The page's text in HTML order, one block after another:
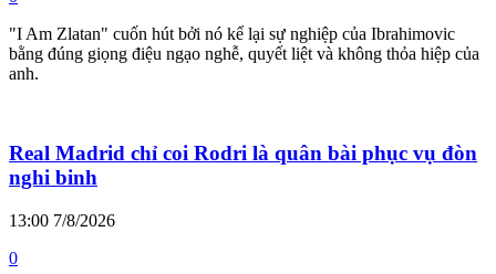
"I Am Zlatan" cuốn hút bởi nó kể lại sự nghiệp của Ibrahimovic
bằng đúng giọng điệu ngạo nghễ, quyết liệt và không thỏa hiệp của
anh.
Real Madrid chỉ coi Rodri là quân bài phục vụ đòn
nghi binh
13:00 7/8/2026
0